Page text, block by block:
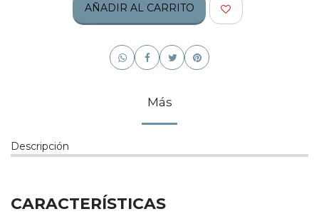
AÑADIR AL CARRITO
Más
Descripción
CARACTERÍSTICAS